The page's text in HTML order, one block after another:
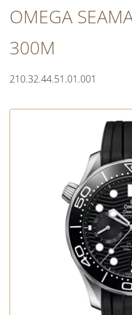
OMEGA
300M
210.32.44.51.01.001